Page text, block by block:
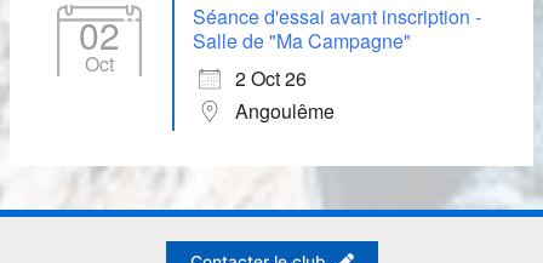
02
Oct
Séance d'essai avant inscription -
Salle de "Ma Campagne"
2 Oct 26
Angoulême